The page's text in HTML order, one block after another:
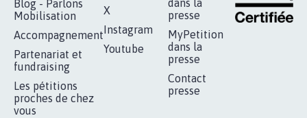
Blog - Parlons
Mobilisation
Accompagnement
Partenariat et
fundraising
Les pétitions
proches de chez
vous
X
Instagram
Youtube
dans la
presse
MyPetition
dans la
presse
Contact
presse